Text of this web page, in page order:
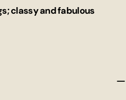
classy and fabulous